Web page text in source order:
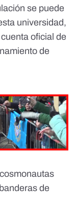
se puede
universidad,
oficial de
de
de